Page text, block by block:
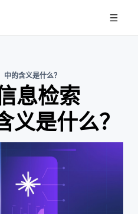
的含义是什么？
息检索
义是什么？